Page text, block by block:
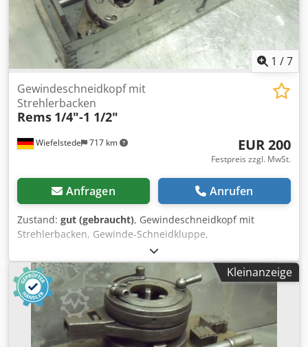
1 /7
Wiefelstede 717 km
Gewindeschneidkopf mit
Strehlerbacken
Rems 1/4"-1 1/2"
EUR 200
Festpreis zzgl. MwSt.
Anfragen Anrufen
Zustand: gut (gebraucht), Gewindeschneidkopf mit
Strehlerbacken, Gewinde-Schneidkluppe,
Gewindeschneidmaschine, Rohrgewinde-Schneide
Crjdpob A Racefx Am Rjf -Zoll Gewinde: 1/4"-1 1/2" Zoll -
Gewicht: 14,5 kg
Kleinanzeige